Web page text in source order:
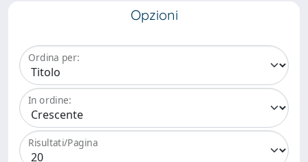
Opzioni
Ordina per:
In ordine:
Risultati/Pagina